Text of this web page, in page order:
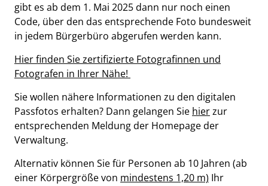
gibt es ab dem 1. Mai 2025 dann nur noch einen
Code, über den das entsprechende Foto bundesweit
in jedem Bürgerbüro abgerufen werden kann.
Hier finden Sie zertifizierte Fotografinnen und
Fotografen in Ihrer Nähe!
Sie wollen nähere Informationen zu den digitalen
Passfotos erhalten? Dann gelangen Sie hierzur
entsprechenden Meldung der Homepage der
Verwaltung.
Alternativ können Sie für Personen ab 10 Jahren (ab
einer Körpergröße von mindestens 1,20 m) Ihr